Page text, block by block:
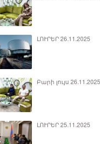
ԼՈՒՐԵՐ 26.11.2025
Բարի լույս 26.11.2025
ԼՈՒՐԵՐ 25.11.2025